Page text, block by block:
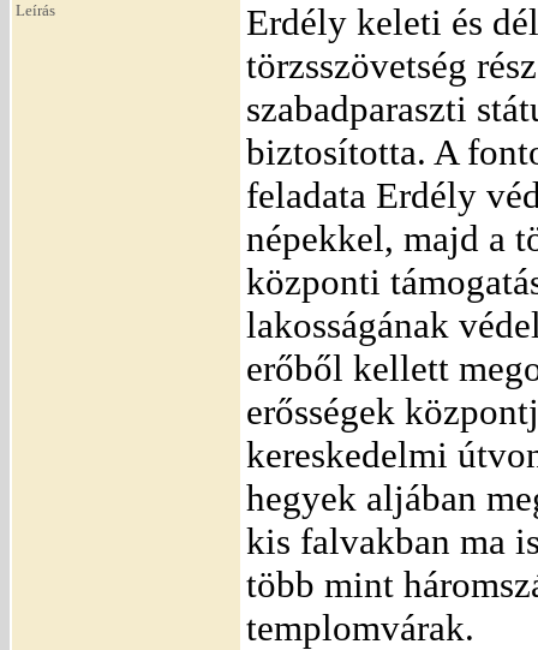
Leírás
Erdély keleti és
törzsszövetség
szabadparaszti
biztosította. A
feladata Erdély
népekkel, majd a
központi
lakosságának
erőből kellett
erősségek
kereskedelmi
hegyek aljában
kis falvakban ma
több mint
templomvárak.